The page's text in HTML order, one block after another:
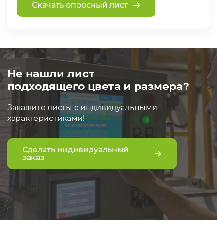
Скачать опросный лист
Не нашли лист
подходящего цвета и размера?
Закажите листы с индивидуальными
характеристиками!
Сделать индивидуальный
заказ